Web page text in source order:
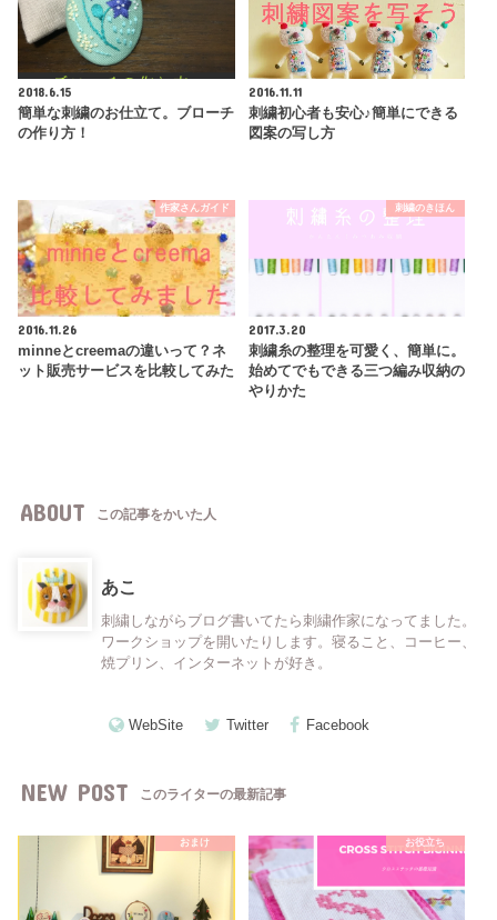
2018.6.15
簡単な刺繍のお仕立て。ブローチ
の作り方！
2016.11.11
刺繍初心者も安心♪簡単にできる
図案の写し方
作家さんガイド
2016.11.26
minneとcreemaの違いって？ネ
ット販売サービスを比較してみた
刺繍のきほん
2017.3.20
刺繍糸の整理を可愛く、簡単に。
始めてでもできる三つ編み収納の
やりかた
ABOUT この記事をかいた人
あこ
刺繍しながらブログ書いてたら刺繍作家になってました。
ワークショップを開いたりします。寝ること、コーヒー、
焼プリン、インターネットが好き。
WebSite Twitter Facebook
NEW POST このライターの最新記事
おまけ お役立ち